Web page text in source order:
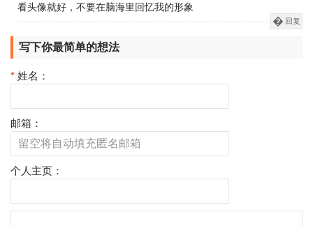
看头像就好，不要在脑海里回忆我的形象
回复
写下你最简单的想法
* 姓名：
邮箱：
个人主页：